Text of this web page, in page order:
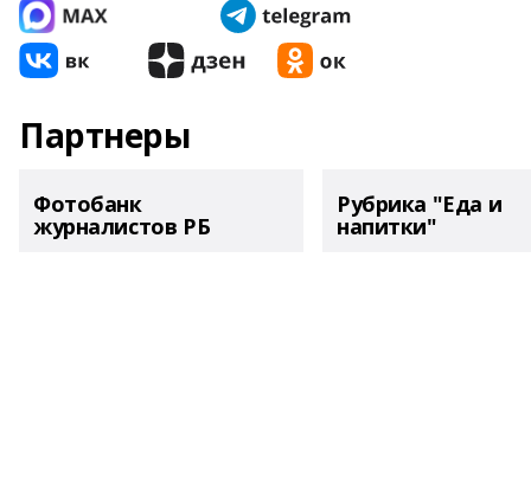
Партнеры
Фотобанк
журналистов РБ
Рубрика "Еда и
напитки"